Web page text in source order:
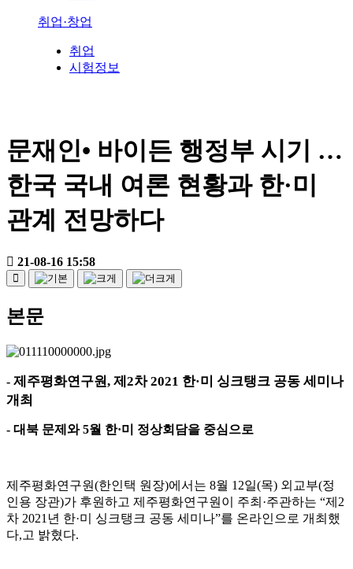
취업·창업
취업
시험정보
문재인• 바이든 행정부 시기 …
한국 국내 여론 현황과 한·미
관계 전망하다
21-08-16 15:58
본문
- 제주평화연구원, 제 2차2021 한·미 싱크탱크 공동 세미나
개최
- 대북 문제와5월 한·미 정상회담을 중심으로
제주평화연구원(한인택 원장)에서는 8월 12일(목) 외교부(정
인용 장관)가 후원하고 제주평화연구원이 주최 ·주관하는 “제 2
차 2021 년 한·미 싱크탱크 공동 세미나”를 온라인으로 개최했
다,고 밝혔다.